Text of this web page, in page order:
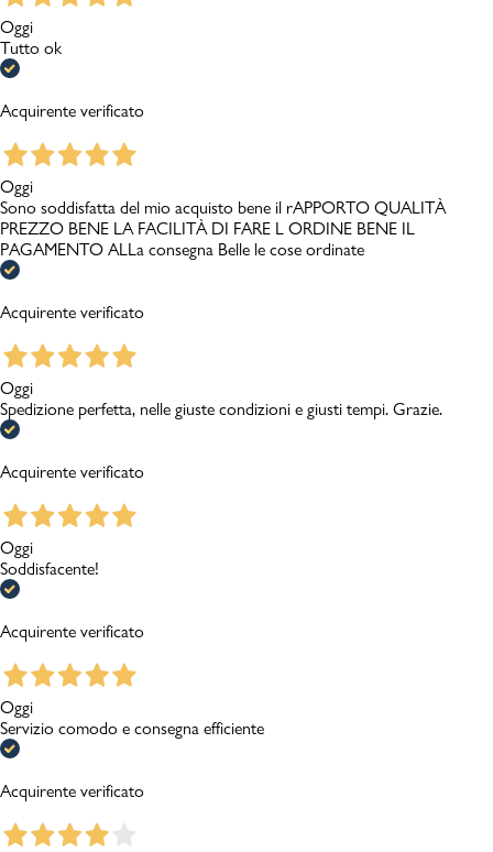
Oggi
Tutto ok
Acquirente verificato
Oggi
Sono soddisfatta del mio acquisto bene il rAPPORTO QUALITÀ
PREZZO BENE LA FACILITÀ DI FARE L ORDINE BENE IL
PAGAMENTO ALLa consegna Belle le cose ordinate
Acquirente verificato
Oggi
Spedizione perfetta, nelle giuste condizioni e giusti tempi. Grazie.
Acquirente verificato
Oggi
Soddisfacente!
Acquirente verificato
Oggi
Servizio comodo e consegna efficiente
Acquirente verificato